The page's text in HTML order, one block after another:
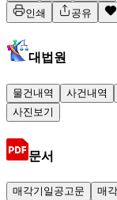
인쇄
공유
대법원
물건내역 사건내역
사진보기
문서
매각기일공고문 매